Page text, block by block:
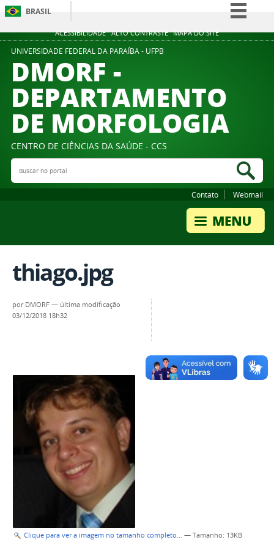
ACESSIBILIDADE ALTO CONTRASTE MAPA DO SITE
BRASIL
Simplifique!
Acesso à informação
Legislação
Canais
UNIVERSIDADE FEDERAL DA PARAÍBA - UFPB
DMORF -
DEPARTAMENTO
DE MORFOLOGIA
CENTRO DE CIÊNCIAS DA SAÚDE - CCS
Buscar no portal
Contato Webmail
thiago.jpg
por DMORF — última modificação
03/12/2018 18h32
Clique para ver a imagem no tamanho completo… — Tamanho: 13KB